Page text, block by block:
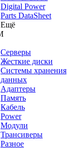
Digital Power
Parts DataSheet
Ещё
Серверы
Жесткие диски
Системы хранения
данных
Адаптеры
Память
Кабель
Power
Модули
Трансиверы
Разное